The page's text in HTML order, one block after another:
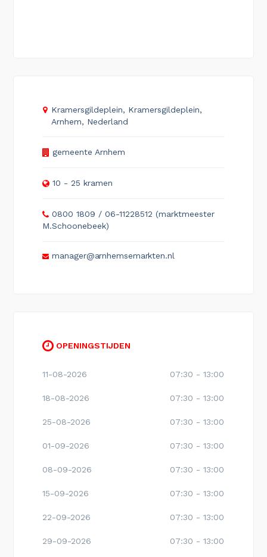
Kramersgildeplein, Kramersgildeplein,
Arnhem, Nederland
gemeente Arnhem
10 - 25 kramen
0800 1809 / 06-11228512 (marktmeester
M.Schoonebeek)
manager@arnhemsemarkten.nl
OPENINGSTIJDEN
11-08-2026 07:30 - 13:00
18-08-2026 07:30 - 13:00
25-08-2026 07:30 - 13:00
01-09-2026 07:30 - 13:00
08-09-2026 07:30 - 13:00
15-09-2026 07:30 - 13:00
22-09-2026 07:30 - 13:00
29-09-2026 07:30 - 13:00